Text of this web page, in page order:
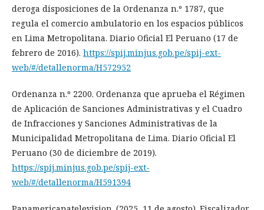
deroga disposiciones de la Ordenanza n.º 1787, que
regula el comercio ambulatorio en los espacios públicos
en Lima Metropolitana. Diario Oficial El Peruano (17 de
febrero de 2016). https://spij.minjus.gob.pe/spij-ext-
web/#/detallenorma/H572952
Ordenanza n.º 2200. Ordenanza que aprueba el Régimen
de Aplicación de Sanciones Administrativas y el Cuadro
de Infracciones y Sanciones Administrativas de la
Municipalidad Metropolitana de Lima. Diario Oficial El
Peruano (30 de diciembre de 2019).
https://spij.minjus.gob.pe/spij-ext-
web/#/detallenorma/H591394